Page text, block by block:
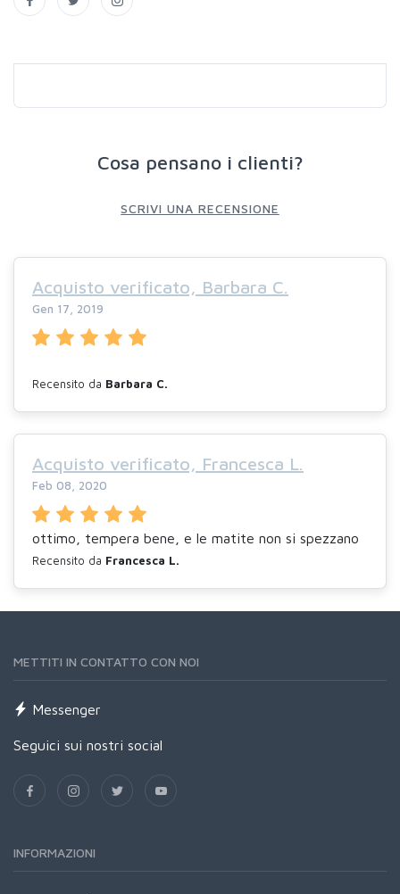
Cosa pensano i clienti?
SCRIVI UNA RECENSIONE
Acquisto verificato, Barbara C.
Gen 17, 2019
Recensito da Barbara C.
Acquisto verificato, Francesca L.
Feb 08, 2020
ottimo, tempera bene, e le matite non si spezzano
Recensito da Francesca L.
METTITI IN CONTATTO CON NOI
Messenger
Seguici sui nostri social
INFORMAZIONI